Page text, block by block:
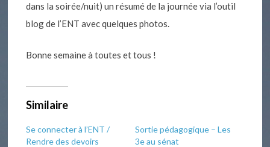
dans la soirée/nuit) un résumé de la journée via l’outil
blog de l’ENT avec quelques photos.
Bonne semaine à toutes et tous !
Similaire
Se connecter à l’ENT /
Rendre des devoirs
Sortie pédagogique – Les
3e au sénat